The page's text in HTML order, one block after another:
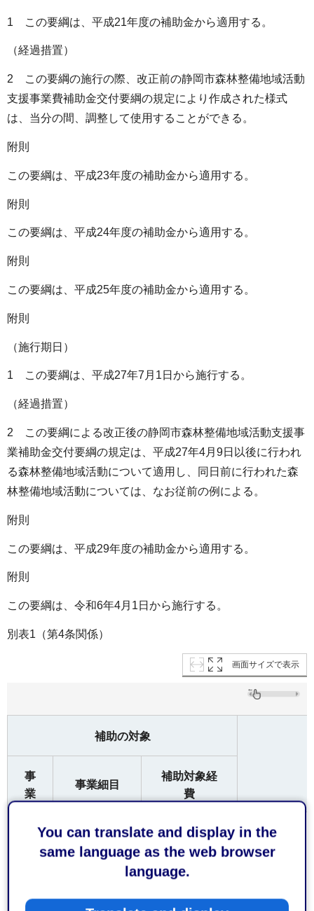
You can translate and display in the
same language as the web browser
language.
1 この要綱は、平成21年度の補助金から適用する。
（経過措置）
2 この要綱の施行の際、改正前の静岡市森林整備地域活動
支援事業費補助金交付要綱の規定により作成された様式
は、当分の間、調整して使用することができる。
附則
この要綱は、平成23年度の補助金から適用する。
附則
この要綱は、平成24年度の補助金から適用する。
附則
この要綱は、平成25年度の補助金から適用する。
附則
（施行期日）
1 この要綱は、平成27年7月1日から施行する。
（経過措置）
2 この要綱による改正後の静岡市森林整備地域活動支援事
業補助金交付要綱の規定は、平成27年4月9日以後に行われ
る森林整備地域活動について適用し、同日前に行われた森
林整備地域活動については、なお従前の例による。
附則
この要綱は、平成29年度の補助金から適用する。
附則
この要綱は、令和6年4月1日から施行する。
別表1（第4条関係）
画面サイズで表示
補助の対象
事
業
事業細目
補助対象経
費
促進
国要領別表2
の1.の2の1の
（2）の3.の
アの規定に基
づいて行う事